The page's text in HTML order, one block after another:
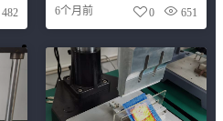
482 6个月前 651
0